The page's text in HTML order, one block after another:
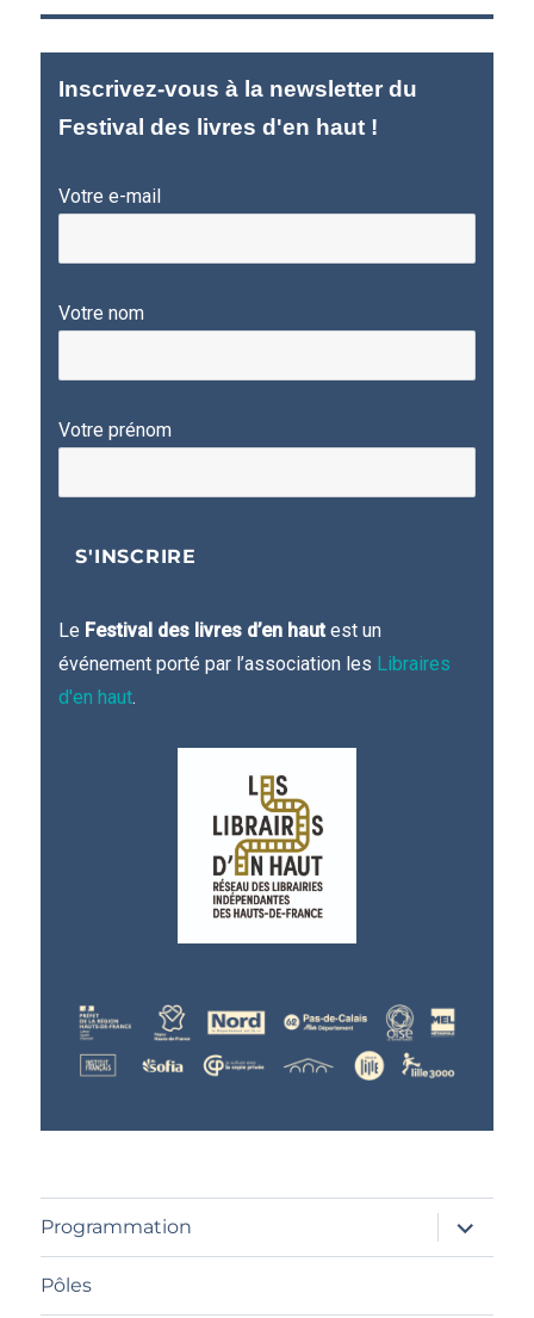
Inscrivez-vous à la newsletter du
Festival des livres d'en haut !
Votre e-mail
Votre nom
Votre prénom
Le Festival des livres d’en hautest un
événement porté par l’association les Libraires
d'en haut.
Programmation
ouvrir
le
sous-
Pôles